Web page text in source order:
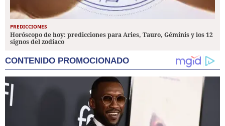
PREDICCIONES
Horóscopo de hoy: predicciones para Aries, Tauro, Géminis y los 12
signos del zodiaco
CONTENIDO PROMOCIONADO